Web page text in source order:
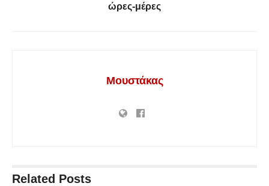
ώρες-μέρες
Μουστάκας
Related Posts